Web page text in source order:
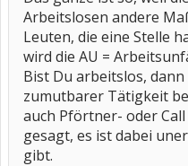
Arbeitslosen andere
Leuten, die eine Stelle
wird die AU =
Bist Du arbeitslos,
zumutbarer Tätigkeit
auch Pförtner- oder
gesagt, es ist dabei
gibt.